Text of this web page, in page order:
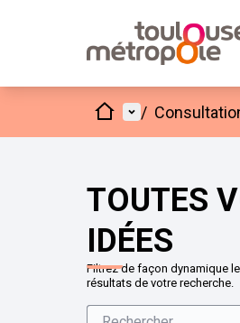
AccueilMenu principal
/
TOUTES
IDÉES
Filtrez de façon dynamique
résultats de votre recherche.